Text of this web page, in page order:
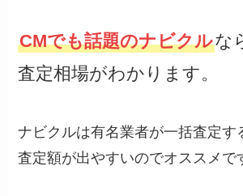
CMでも話題のナビクルな
査定相場がわかります。
ナビクルは有名業者が一括査定す
査定額が出やすいのでオススメで